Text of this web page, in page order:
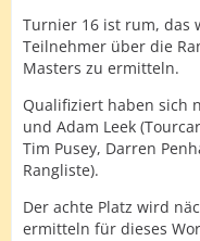
Turnier 16 ist rum, das
Teilnehmer über die
Masters zu ermitteln.
Qualifiziert haben sich
und Adam Leek
Tim Pusey, Darren
Rangliste).
Der achte Platz wird
ermitteln für dieses